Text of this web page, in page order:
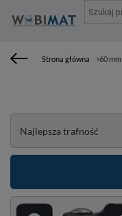
Strona główna 60 mm
Zmień sortowanie
Najlepsza trafność